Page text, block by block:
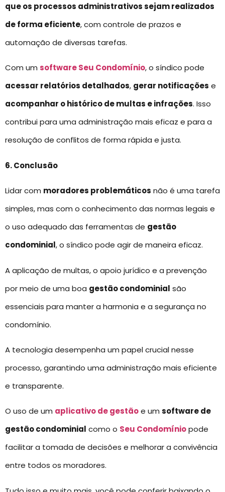
que os processos administrativos sejam realizados
de forma eficiente, com controle de prazos e
automação de diversas tarefas.
Com um software Seu Condomínio, o síndico pode
acessar relatórios detalhados, gerar notificações e
acompanhar o histórico de multas e infrações. Isso
contribui para uma administração mais eficaz e para a
resolução de conflitos de forma rápida e justa.
6. Conclusão
Lidar com moradores problemáticos não é uma tarefa
simples, mas com o conhecimento das normas legais e
o uso adequado das ferramentas de gestão
condominial, o síndico pode agir de maneira eficaz.
A aplicação de multas, o apoio jurídico e a prevenção
por meio de uma boa gestão condominial são
essenciais para manter a harmonia e a segurança no
condomínio.
A tecnologia desempenha um papel crucial nesse
processo, garantindo uma administração mais eficiente
e transparente.
O uso de um aplicativo de gestãoe um software de
gestão condominial como o Seu Condomíniopode
facilitar a tomada de decisões e melhorar a convivência
entre todos os moradores.